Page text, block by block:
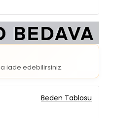
iade edebilirsiniz.